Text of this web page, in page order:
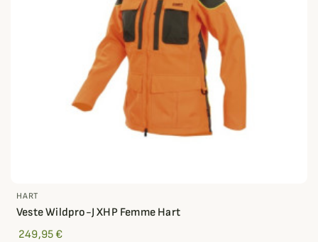
HART
Veste Wildpro-J XHP Femme Hart
249,95 €